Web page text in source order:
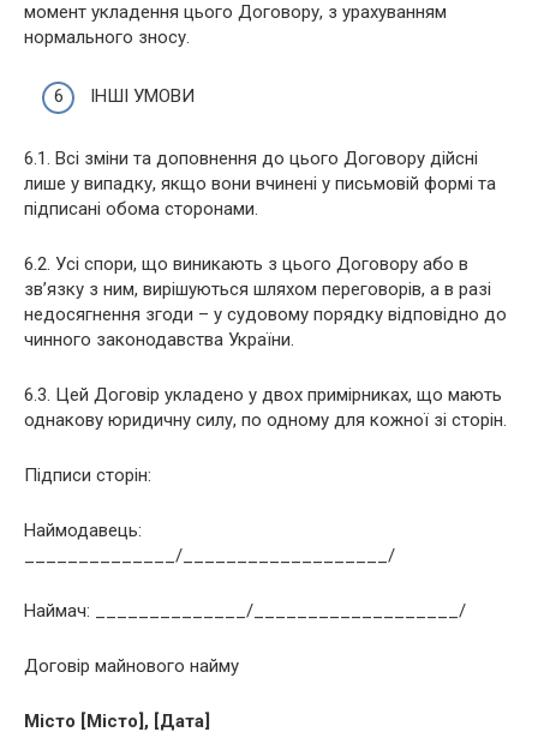
момент укладення цього Договору, з урахуванням
нормального зносу.
ІНШІ УМОВИ
6.1. Всі зміни та доповнення до цього Договору дійсні
лише у випадку, якщо вони вчинені у письмовій формі та
підписані обома сторонами.
6.2. Усі спори, що виникають з цього Договору або в
зв’язку з ним, вирішуються шляхом переговорів, а в разі
недосягнення згоди – у судовому порядку відповідно до
чинного законодавства України.
6.3. Цей Договір укладено у двох примірниках, що мають
однакову юридичну силу, по одному для кожної зі сторін.
Підписи сторін:
Наймодавець:
______________/___________________/
Наймач: ______________/___________________/
Договір майнового найму
Місто [Місто], [Дата]